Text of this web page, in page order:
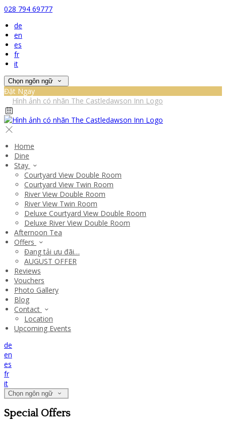
028 794 69777
de
en
es
fr
it
Chọn ngôn ngữ
Đặt Ngay
Home
Dine
Stay
Courtyard View Double Room
Courtyard View Twin Room
River View Double Room
River View Twin Room
Deluxe Courtyard View Double Room
Deluxe River View Double Room
Afternoon Tea
Offers
Đang tải ưu đãi…
AUGUST OFFER
Reviews
Vouchers
Photo Gallery
Blog
Contact
Location
Upcoming Events
de
en
es
fr
it
Chọn ngôn ngữ
Special Offers